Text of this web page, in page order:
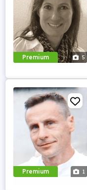
Premium 5
Premium 1